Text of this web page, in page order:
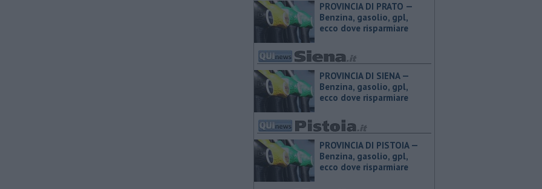
PROVINCIA DI PRATO — ​
Benzina, gasolio, gpl,
ecco dove risparmiare
PROVINCIA DI SIENA — ​
Benzina, gasolio, gpl,
ecco dove risparmiare
PROVINCIA DI PISTOIA — ​
Benzina, gasolio, gpl,
ecco dove risparmiare